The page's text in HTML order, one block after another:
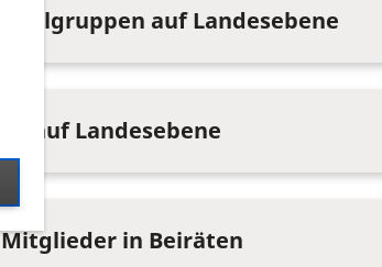
auf Landesebene
auf Landesebene
in Beiräten